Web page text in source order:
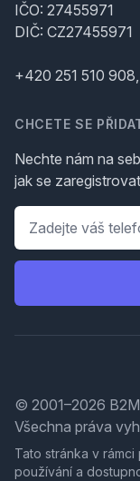
IČO: 27455971
DIČ: CZ27455971
+420 251 510
CHCETE SE
Nechte nám na
jak se
Telefon
© 2001–2026
Všechna práva
Tato stránka v
používání a